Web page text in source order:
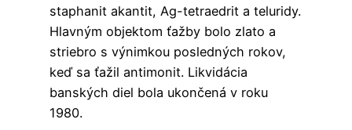
staphanit akantit, Ag-tetraedrit a teluridy.
Hlavným objektom ťažby bolo zlato a
striebro s výnimkou posledných rokov,
keď sa ťažil antimonit. Likvidácia
banských diel bola ukončená v roku
1980.